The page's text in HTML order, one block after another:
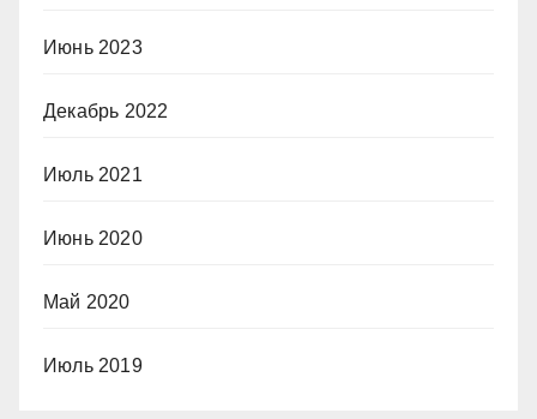
Июнь 2023
Декабрь 2022
Июль 2021
Июнь 2020
Май 2020
Июль 2019